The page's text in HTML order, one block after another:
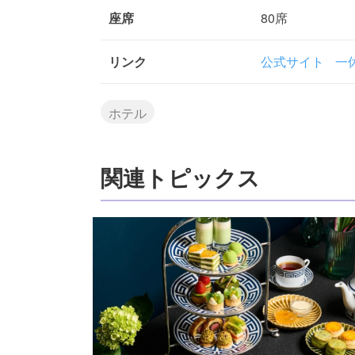
座席 80席
リンク 公式サイト 一
ホテル
関連トピックス